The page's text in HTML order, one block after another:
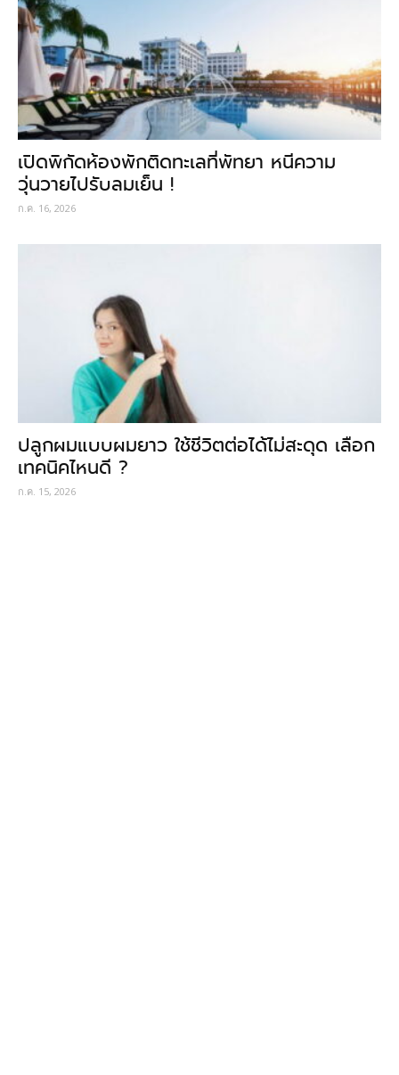
เปิดพิกัดห้องพักติดทะเลที่พัทยา หนีความ
วุ่นวายไปรับลมเย็น !
ก.ค. 16, 2026
ปลูกผมแบบผมยาว ใช้ชีวิตต่อได้ไม่สะดุด เลือก
เทคนิคไหนดี ?
ก.ค. 15, 2026